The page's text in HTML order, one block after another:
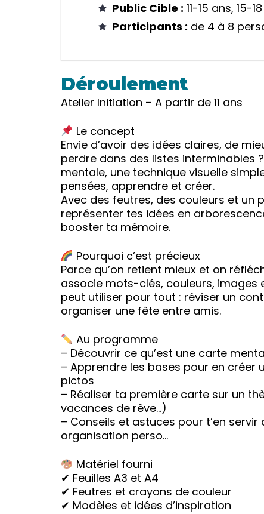
Public Cible : 11-15 ans, 15-
Participants : de 4 à 8
Déroulement
Atelier Initiation – A partir de 11 ans
Le concept
Envie d’avoir des idées claires, de
perdre dans des listes interminables
mentale, une technique visuelle
pensées, apprendre et créer.
Avec des feutres, des couleurs et un
représenter tes idées en
booster ta mémoire.
Pourquoi c’est précieux
Parce qu’on retient mieux et on
associe mots-clés, couleurs, images
peut utiliser pour tout : réviser un
organiser une fête entre amis.
Au programme
– Découvrir ce qu’est une carte
– Apprendre les bases pour en créer
pictos
– Réaliser ta première carte sur un
vacances de rêve…)
– Conseils et astuces pour t’en
organisation perso…
Matériel fourni
✔ Feuilles A3 et A4
✔ Feutres et crayons de couleur
✔ Modèles et idées d’inspiration